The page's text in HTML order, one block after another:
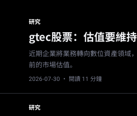
研究
gtec股票：估值要維
近期企業將業務轉向數位資產領域
前的市場估值。
2026-07-30 · 閱讀 11 分鐘
研究